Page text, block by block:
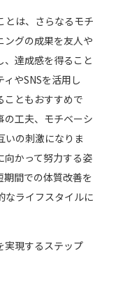
とは、さらなるモチ
ングの成果を友人や
達成感を得ること
やSNSを活用し
こともおすすめで
の工夫、モチベーシ
いの刺激になりま
向かって努力する姿
間での体質改善を
なライフスタイルに
実現するステップ